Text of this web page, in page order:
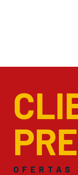
OFERTAS